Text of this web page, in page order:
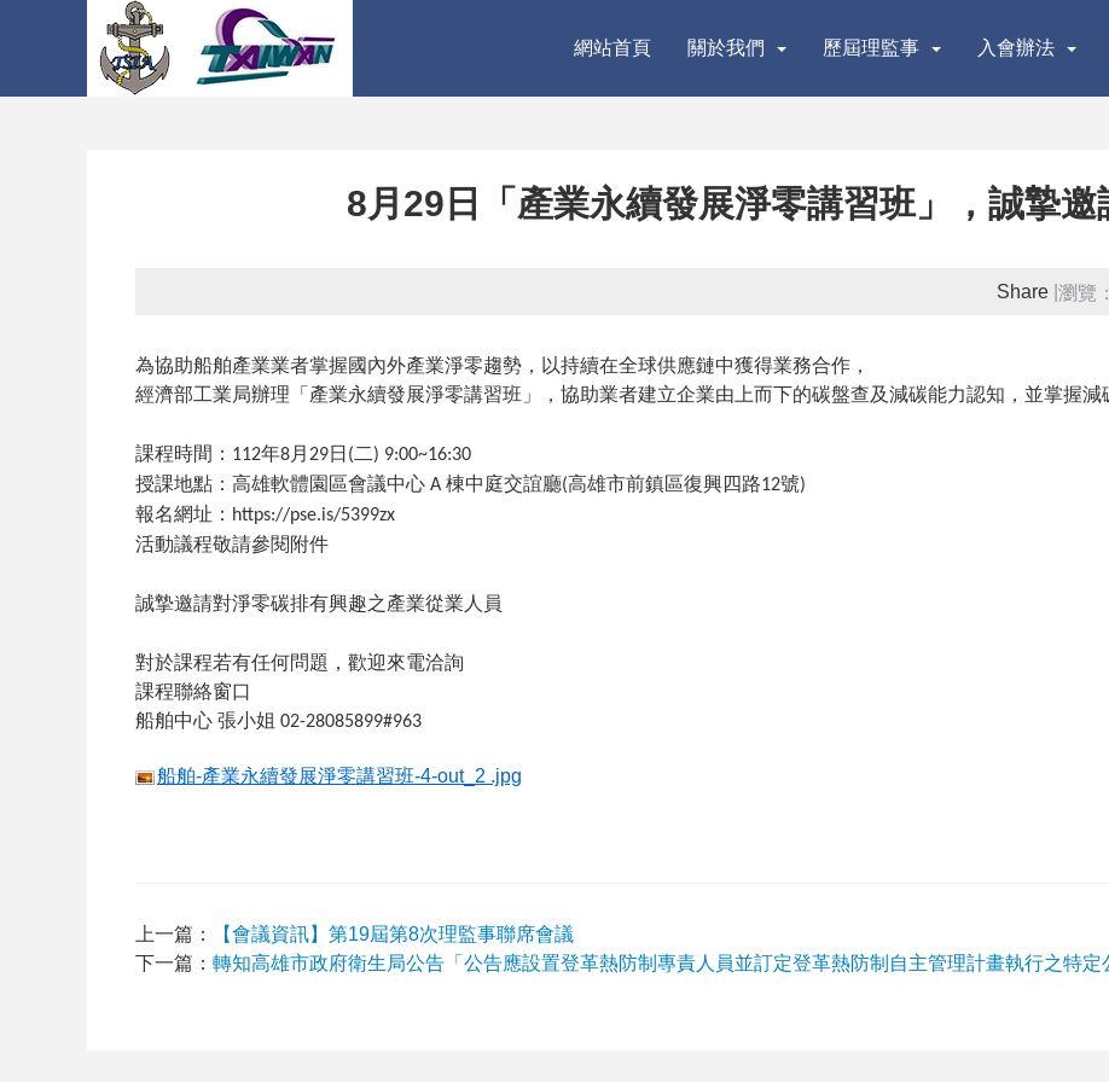
網站首頁 關於我們 歷屆理監事 入會辦法
8月29日「產業永續發展淨零講習班」，誠摯邀
瀏覽
Share
為協助船舶產業業者掌握國內外產業淨零趨勢，以持續在全球供應鏈中獲得業務合作，
經濟部工業局辦理「產業永續發展淨零講習班」，協助業者建立企業由上而下的碳盤查及減碳能力認知，並掌握減
課程時間： 112年8月 29日 (二) 9:00~16:30
授課地點：高雄軟體園區會議中心 A 棟中庭交誼廳(高雄市前鎮區復興四路12號)
報名網址： https://pse.is/5399zx
活動議程敬請參閱附件
誠摯邀請對淨零碳排有興趣之產業從業人員
對於課程若有任何問題，歡迎來電洽詢
課程聯絡窗口
船舶中心 張小姐 02-28085899#963
船舶-產業永續發展淨零講習班-4-out_2 .jpg
上一篇：
【會議資訊】第19屆第8次理監事聯席會議
下一篇： 轉知高雄市政府衛生局公告「公告應設置登革熱防制專責人員並訂定登革熱防制自主管理計畫執行之特定